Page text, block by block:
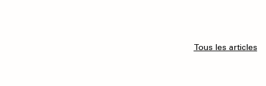
Tous les articles